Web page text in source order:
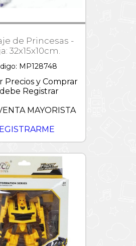
de Princesas -
32x15x10cm.
MP128748
Precios y Comprar
Registrar
MAYORISTA